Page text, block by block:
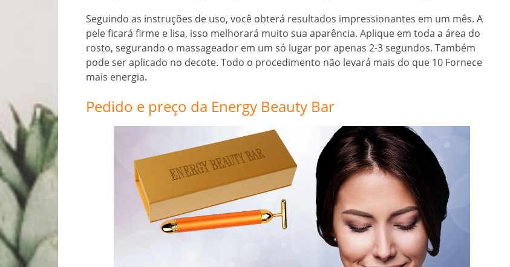
Seguindo as instruções de uso, você obterá resultados impressionantes em um mês. A
pele ficará firme e lisa, isso melhorará muito sua aparência. Aplique em toda a área do
rosto, segurando o massageador em um só lugar por apenas 2-3 segundos. Também
pode ser aplicado no decote. Todo o procedimento não levará mais do que 10 Fornece
mais energia.
Pedido e preço da Energy Beauty Bar